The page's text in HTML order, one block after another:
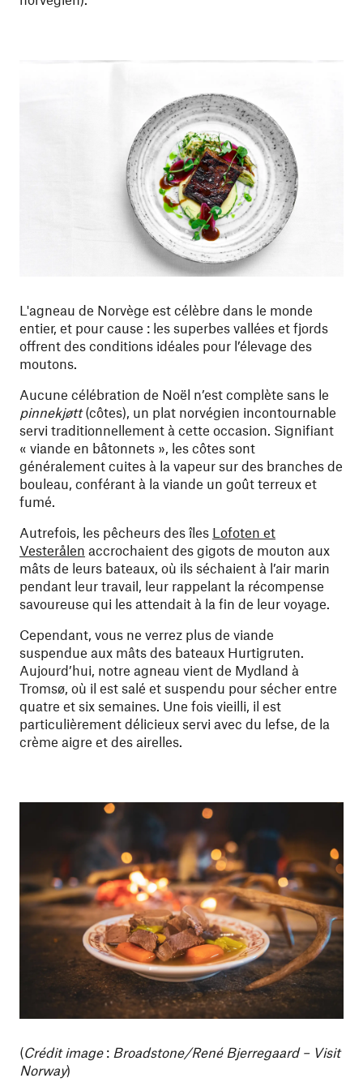
L'agneau de Norvège est célèbre dans le monde
entier, et pour cause : les superbes vallées et fjords
offrent des conditions idéales pour l’élevage des
moutons.
Aucune célébration de Noël n’est complète sans le
pinnekjøtt(côtes), un plat norvégien incontournable
servi traditionnellement à cette occasion. Signifiant
« viande en bâtonnets », les côtes sont
généralement cuites à la vapeur sur des branches de
bouleau, conférant à la viande un goût terreux et
fumé.
Autrefois, les pêcheurs des îles Lofoten et
Vesterålen accrochaient des gigots de mouton aux
mâts de leurs bateaux, où ils séchaient à l’air marin
pendant leur travail, leur rappelant la récompense
savoureuse qui les attendait à la fin de leur voyage.
Cependant, vous ne verrez plus de viande
suspendue aux mâts des bateaux Hurtigruten.
Aujourd’hui, notre agneau vient de Mydland à
Tromsø, où il est salé et suspendu pour sécher entre
quatre et six semaines. Une fois vieilli, il est
particulièrement délicieux servi avec du lefse, de la
crème aigre et des airelles.
(Crédit image: Broadstone/René Bjerregaard – Visit
Norway)